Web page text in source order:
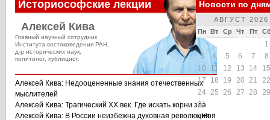
Историософские лекции
Алексей Кива
Главный научный сотрудник
Института востоковедения РАН,
д-р исторических наук,
политолог, публицист.
Алексей Кива: Недооцененные знания отечественных
мыслителей
Алексей Кива: Трагический XX век. Где искать корни зла
Алексей Кива: В России неизбежна духовная революция
Новости по
АВГУСТ 2026
Пн Вт Ср Чт Пт
1
3
4 5 6 7
8
10
11 12 13 14
15
17
18 19 20 21
22
24 25 26 27 28
29
31
« Ноя